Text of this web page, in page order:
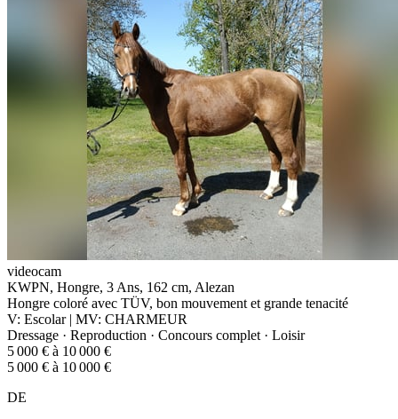
videocam
KWPN, Hongre, 3 Ans, 162 cm, Alezan
Hongre coloré avec TÜV, bon mouvement et grande tenacité
V: Escolar | MV: CHARMEUR
Dressage · Reproduction · Concours complet · Loisir
5 000 € à 10 000 €
5 000 € à 10 000 €
DE